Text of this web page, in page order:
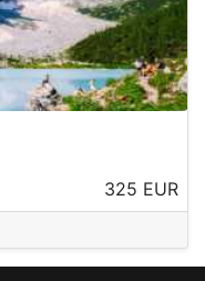
325 EUR